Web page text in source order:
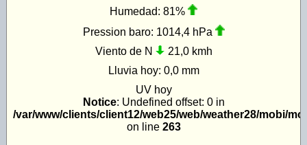
Humedad: 81%
Pression baro: 1014,4 hPa
Viento de N
21,0 kmh
Lluvia hoy: 0,0 mm
UV hoy
Notice: Undefined offset: 0 in
/var/www/clients/client12/web25/web/weather28/mobi/
on line 263